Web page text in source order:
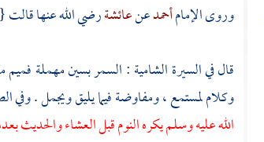
وروى الإمامأحمدعنعائشةرضي الله عنها قالت {
قال في السيرة الشامية : السمر بسين مهملة
وكلام لمستمع ، ومفاوضة فيما يليق ويجمل .
الله عليه وسلم يكره النوم قبل العشاء والحديث